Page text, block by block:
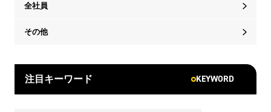
全社員
その他
注目キーワード KEYWORD